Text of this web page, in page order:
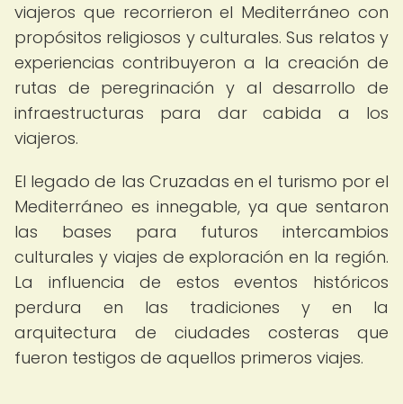
viajeros que recorrieron el Mediterráneo con
propósitos religiosos y culturales. Sus relatos y
experiencias contribuyeron a la creación de
rutas de peregrinación y al desarrollo de
infraestructuras para dar cabida a los
viajeros.
El legado de las Cruzadas en el turismo por el
Mediterráneo es innegable, ya que sentaron
las bases para futuros intercambios
culturales y viajes de exploración en la región.
La influencia de estos eventos históricos
perdura en las tradiciones y en la
arquitectura de ciudades costeras que
fueron testigos de aquellos primeros viajes.